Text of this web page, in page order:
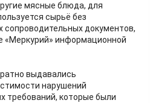
мясные блюда, для
сырьё без
сопроводительных документов,
«Меркурий» информационной
выдавались
нарушений
требований, которые были